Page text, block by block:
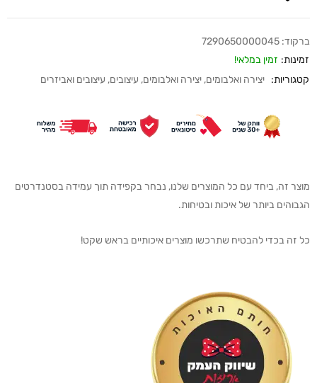
ברקוד: 7290650000045
זמינות: זמין במלאי!
קטגוריות: יצירה ואלבומים, יצירה ואלבומים, עיצובים, עיצובים ואביזרים
מוצר זה, ביחד עם כל המוצרים שלנו, נבחר בקפידה תוך עמידה בסטנדרטים
הגבוהים ביותר של איכות ובטיחות.
כל זה בכדי להבטיח שתרכשו מוצרים איכותיים בראש שקט!